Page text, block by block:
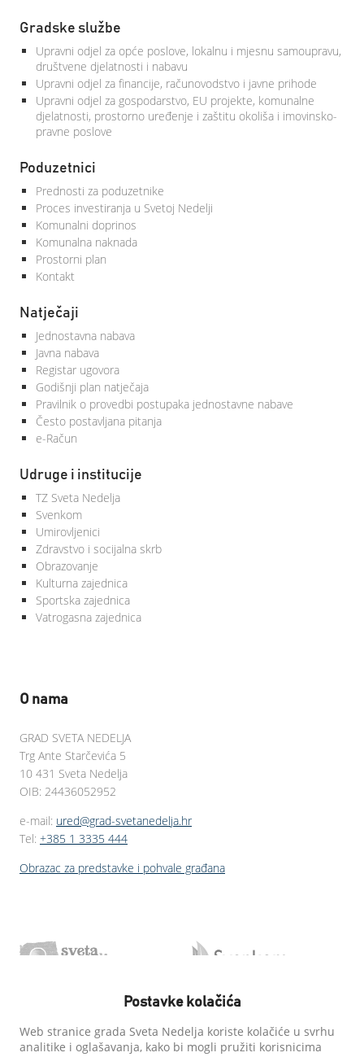
Gradske službe
Upravni odjel za opće poslove, lokalnu i mjesnu samoupravu,
društvene djelatnosti i nabavu
Upravni odjel za financije, računovodstvo i javne prihode
Upravni odjel za gospodarstvo, EU projekte, komunalne
djelatnosti, prostorno uređenje i zaštitu okoliša i imovinsko-
pravne poslove
Poduzetnici
Prednosti za poduzetnike
Proces investiranja u Svetoj Nedelji
Komunalni doprinos
Komunalna naknada
Prostorni plan
Kontakt
Natječaji
Jednostavna nabava
Javna nabava
Registar ugovora
Godišnji plan natječaja
Pravilnik o provedbi postupaka jednostavne nabave
Često postavljana pitanja
e-Račun
Udruge i institucije
TZ Sveta Nedelja
Svenkom
Umirovljenici
Zdravstvo i socijalna skrb
Obrazovanje
Kulturna zajednica
Sportska zajednica
Vatrogasna zajednica
O nama
GRAD SVETA NEDELJA
Trg Ante Starčevića 5
10 431 Sveta Nedelja
OIB: 24436052952
e-mail: ured@grad-svetanedelja.hr
Tel: +385 1 3335 444
Obrazac za predstavke i pohvale građana
Postavke kolačića
Web stranice grada Sveta Nedelja koriste kolačiće u svrhu
analitike i oglašavanja, kako bi mogli pružiti korisnicima